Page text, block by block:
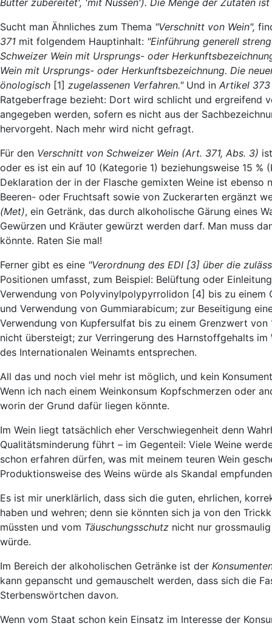
Sucht man Ähnliches zum Thema "Verschnitt von Wein",
371 mit folgendem Hauptinhalt: "Einführung generell
Schweizer Wein mit Ursprungs- oder
Wein mit Ursprungs- oder Herkunftsbezeichnung. Die
önologisch [1] zugelassenen Verfahren."Und in Artikel
Ratgeberfrage bezieht: Dort wird schlicht und ergreifend
angegeben werden, sofern es nicht aus der
hervorgeht. Nach mehr wird nicht gefragt.
Für den Verschnitt von Schweizer Wein (Art. 371, Abs. 3)
oder es ist ein auf 10 (Kategorie 1) beziehungsweise 15
Deklaration der in der Flasche gemixten Weine ist
Beeren- oder Fruchtsaft sowie von Zuckerarten ergänzt
(Met), ein Getränk, das durch alkoholische Gärung eines
Gewürzen und Kräuter gewürzt werden darf. Man muss
könnte. Raten Sie mal!
Ferner gibt es eine "Verordnung des EDI [3] über die
Positionen umfasst, zum Beispiel: Belüftung oder
Verwendung von Polyvinylpolypyrrolidon [4] bis zu
und Verwendung von Gummiarabicum; zur Beseitigung
Verwendung von Kupfersulfat bis zu einem Grenzwert
nicht übersteigt; zur Verringerung des Harnstoffgehalts
des Internationalen Weinamts entsprechen.
All das und noch viel mehr ist möglich, und kein
Wenn ich nach einem Weinkonsum Kopfschmerzen oder
worin der Grund dafür liegen könnte.
Im Wein liegt tatsächlich eher Verschwiegenheit denn
Qualitätsminderung führt – im Gegenteil: Viele Weine
schon erfahren dürfen, was mit meinem teuren Wein
Produktionsweise des Weins würde als Skandal
Es ist mir unerklärlich, dass sich die guten, ehrlichen,
haben und wehren; denn sie könnten sich ja von den
müssten und vom Täuschungsschutz nicht nur
würde.
Im Bereich der alkoholischen Getränke ist der
kann gepanscht und gemauschelt werden, dass sich die
Sterbenswörtchen davon.
Wenn vom Staat schon kein Einsatz im Interesse der